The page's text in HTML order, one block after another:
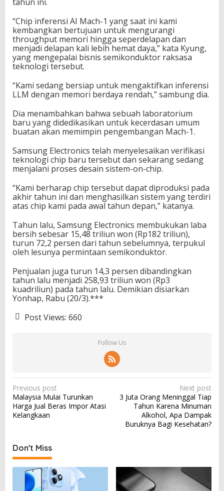
“Chip inferensi AI Mach-1 yang saat ini kami
kembangkan bertujuan untuk mengurangi
throughput memori hingga seperdelapan dan
menjadi delapan kali lebih hemat daya,” kata Kyung,
yang mengepalai bisnis semikonduktor raksasa
teknologi tersebut.
“Kami sedang bersiap untuk mengaktifkan inferensi
LLM dengan memori berdaya rendah,” sambung dia.
Dia menambahkan bahwa sebuah laboratorium
baru yang didedikasikan untuk kecerdasan umum
buatan akan memimpin pengembangan Mach-1.
Samsung Electronics telah menyelesaikan verifikasi
teknologi chip baru tersebut dan sekarang sedang
menjalani proses desain sistem-on-chip.
“Kami berharap chip tersebut dapat diproduksi pada
akhir tahun ini dan menghasilkan sistem yang terdiri
atas chip kami pada awal tahun depan,” katanya.
Tahun lalu, Samsung Electronics membukukan laba
bersih sebesar 15,48 triliun won (Rp182 triliun),
turun 72,2 persen dari tahun sebelumnya, terpukul
oleh lesunya permintaan semikonduktor.
Penjualan juga turun 14,3 persen dibandingkan
tahun lalu menjadi 258,93 triliun won (Rp3
kuadriliun) pada tahun lalu. Demikian disiarkan
Yonhap, Rabu (20/3).***
Post Views: 660
Follow Us
P
o
s
n
a
v
Previous post
Malaysia Mulai Turunkan
Harga Jual Beras Impor Atasi
Kelangkaan
Next post
3 Juta Orang Meninggal Tiap
Tahun Karena Minuman
Alkohol, Apa Dampak
Buruknya Bagi Kesehatan?
Don't Miss